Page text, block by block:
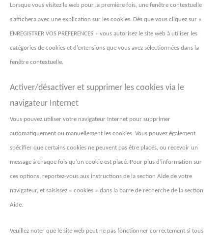
Lorsque vous visitez le web pour la première fois, une fenêtre contextuelle
s’affichera avec une explication sur les cookies. Dès que vous cliquez sur «
ENREGISTRER VOS PREFERENCES » vous autorisez le site web à utiliser les
catégories de cookies et d’extensions que vous avez sélectionnées dans la
fenêtre contextuelle.
Activer/désactiver et supprimer les cookies via le
navigateur Internet
Vous pouvez utiliser votre navigateur Internet pour supprimer
automatiquement ou manuellement les cookies. Vous pouvez également
spécifier que certains cookies ne peuvent pas être placés, ou recevoir un
message à chaque fois qu’un cookie est placé. Pour plus d’information sur
ces options, reportez-vous aux instructions de la section Aide de votre
navigateur, et saisissez « cookies » dans la barre de recherche de la section
Aide.
Veuillez noter que le site web peut ne pas fonctionner correctement si tous